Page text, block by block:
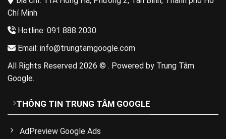
Chí Minh
Hotline: 091 888 2030
Email: info@trungtamgoogle.com
All Rights Reserved 2026 © . Powered by Trung Tâm
Google.
THÔNG TIN TRUNG TÂM GOOGLE
AdPreview Google Ads